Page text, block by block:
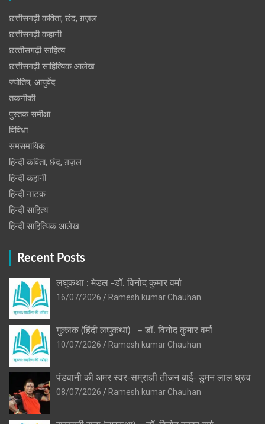
छत्तीसगढ़ी कविता, छंद, ग़ज़ल
छत्तीसगढ़ी कहानी
छत्‍तीसगढ़ी साहित्‍य
छत्तीसगढ़ी साहित्यिक आलेख
ज्योतिष, आयुर्वेद
तकनीकी
पुस्‍तक समीक्षा
विविधा
समसमायिक
हिन्दी कविता, छंद, ग़ज़ल
हिन्दी कहानी
हिन्‍दी नाटक
हिन्दी साहित्य
हिन्दी साहित्यिक आलेख
Recent Posts
लघुकथा : मेडल -डॉ. विनोद कुमार वर्मा
16/07/2026
Ramesh kumar Chauhan
गुल्लक (हिंदी लघुकथा) – डॉ. विनोद कुमार वर्मा
10/07/2026
Ramesh kumar Chauhan
पंडवानी की अमर स्वर-सम्राज्ञी तीजन बाई- डुमन लाल ध्रुव
08/07/2026
Ramesh kumar Chauhan